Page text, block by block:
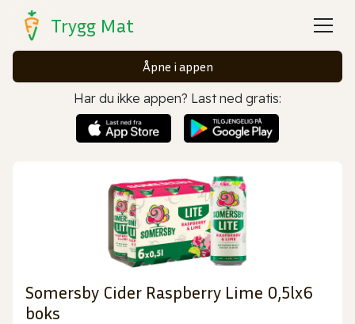
Trygg Mat
Åpne i appen
Har du ikke appen? Last ned gratis:
Somersby Cider Raspberry Lime 0,5lx6
boks